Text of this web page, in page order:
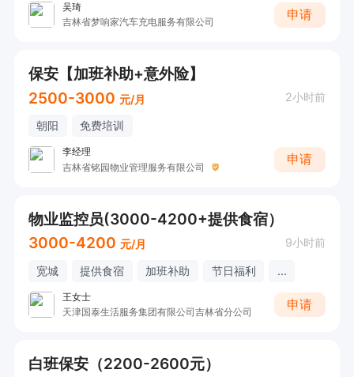
吴琦
吉林省梦响家汽车充电服务有限公司
申请
保安【加班补助+意外险】
2500-3000 元/月 2小时前
朝阳 免费培训
李经理
吉林省铭园物业管理服务有限公司
申请
物业监控员(3000-4200+提供食宿）
3000-4200 元/月 9小时前
宽城 提供食宿 加班补助 节日福利 ...
王女士
天津国泰生活服务集团有限公司吉林省分公司
申请
白班保安（2200-2600元）